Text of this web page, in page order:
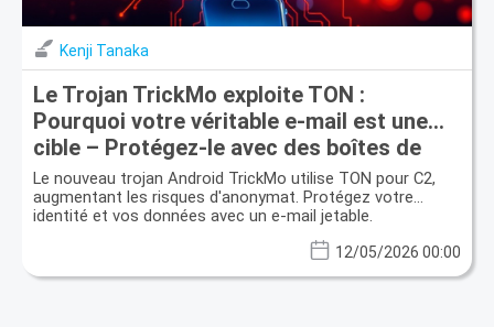
Kenji Tanaka
Le Trojan TrickMo exploite TON :
Pourquoi votre véritable e-mail est une
cible – Protégez-le avec des boîtes de
réception jetables
Le nouveau trojan Android TrickMo utilise TON pour C2,
augmentant les risques d'anonymat. Protégez votre
identité et vos données avec un e-mail jetable.
12/05/2026 00:00